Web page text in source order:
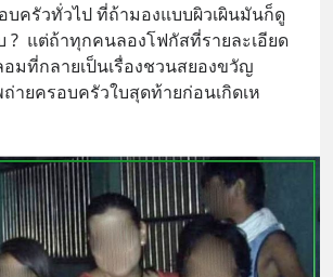
ครัวทั่วไป ที่ถ้ามองแบบผิวเผินมันก็ดู
แต่ถ้าทุกคนลองโฟกัสที่รายละเอียด
มที่กลายเป็นเรื่องชวนสยองขวัญ
ายครอบครัวใบสุดท้ายก่อนเกิดเห